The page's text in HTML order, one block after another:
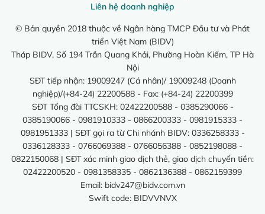
Liên hệ doanh nghiệp
© Bản quyền 2018 thuộc về Ngân hàng TMCP Đầu tư và Phát
triển Việt Nam (BIDV)
Tháp BIDV, Số 194 Trần Quang Khải, Phường Hoàn Kiếm, TP Hà
Nội
SĐT tiếp nhận: 19009247 (Cá nhân)/ 19009248 (Doanh
nghiệp)/(+84-24) 22200588 - Fax: (+84-24) 22200399
SĐT Tổng đài TTCSKH: 02422200588 - 0385290066 -
0385190066 - 0981910333 - 0866200333 - 0981915333 -
0981951333 | SĐT gọi ra từ Chi nhánh BIDV: 0336258333 -
0336128333 - 0766069388 - 0766056388 - 0852198088 -
0822150068 | SĐT xác minh giao dịch thẻ, giao dịch chuyển tiền:
02422200520 - 0981358335 - 0862136388 - 0862159399
Email: bidv247@bidv.com.vn
Swift code: BIDVVNVX